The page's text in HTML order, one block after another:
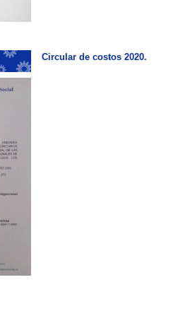
Circular de costos 2020.